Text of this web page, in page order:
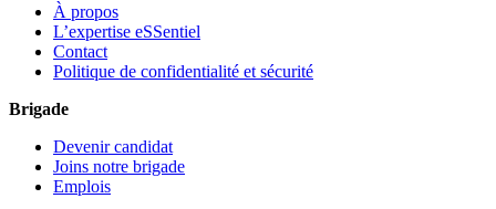
À propos
L’expertise eSSentiel
Contact
Politique de confidentialité et sécurité
Brigade
Devenir candidat
Joins notre brigade
Emplois